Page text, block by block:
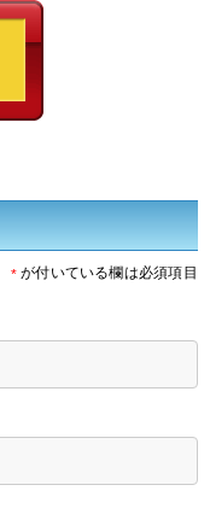
*が付いている欄は必須項目